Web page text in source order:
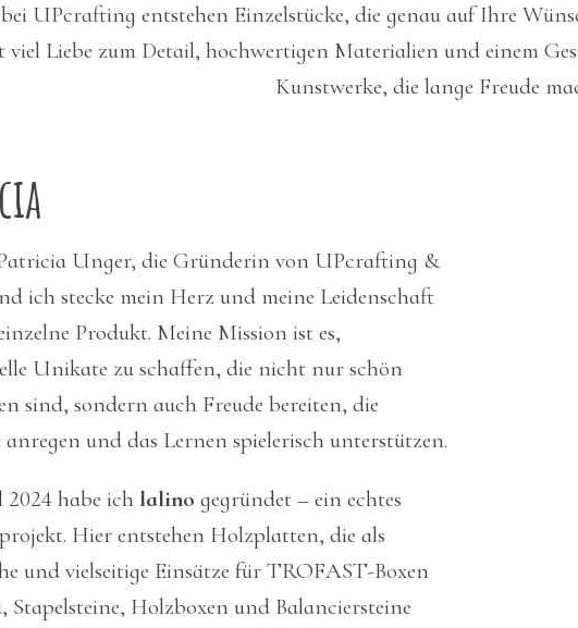
UPcrafting entstehen Einzelstücke, die genau auf Ihre
viel Liebe zum Detail, hochwertigen Materialien und einem
Kunstwerke, die lange Freude
Unger, die Gründerin von UPcrafting &
ich stecke mein Herz und meine Leidenschaft
Produkt. Meine Mission ist es,
Unikate zu schaffen, die nicht nur schön
sind, sondern auch Freude bereiten, die
anregen und das Lernen spielerisch unterstützen.
habe ich lalino gegründet – ein echtes
Hier entstehen Holzplatten, die als
und vielseitige Einsätze für TROFAST-Boxen
Stapelsteine, Holzboxen und Balanciersteine